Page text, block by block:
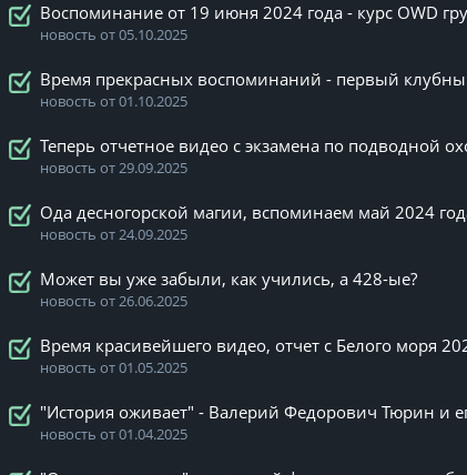
Воспоминание от 19 июня 2024 года - курс OWD
новость от 05.10.2025
Время прекрасных воспоминаний - первый
новость от 01.10.2025
Теперь отчетное видео с экзамена по подводной
новость от 29.09.2025
Ода десногорской магии, вспоминаем май 2024
новость от 24.09.2025
Может вы уже забыли, как учились, а 428-ые?
новость от 26.06.2025
Время красивейшего видео, отчет с Белого моря
новость от 01.05.2025
"История оживает" - Валерий Федорович Тюрин и
новость от 01.04.2025